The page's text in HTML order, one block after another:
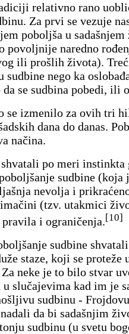
relativno rano
Za prvi se vezuje
poboljša u
povoljnije naredno
ili prošlih života).
sudbine nego ka
da se sudbina pobedi, ili
se izmenilo za ovih tri
dana do danas.
načina.
po meri instinkta
sudbine (koja
nevolja i
(tzv. utakmici
i ograničenja.[10]
sudbine
staze, koji se
neke je to bilo stvar
u slučajevima kad im je
sudbinu -
nadali da bi sadašnjim
sudbinu (u svetu